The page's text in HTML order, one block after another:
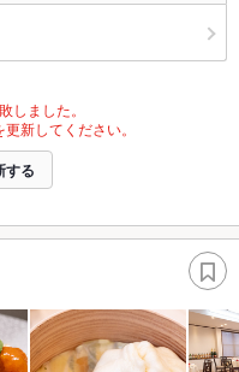
しました。
新してください。
する